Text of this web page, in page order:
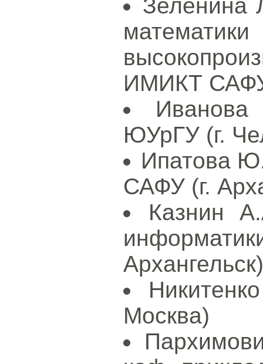
Зеленина
ИМИКТ САФУ
ЮУрГУ (г.
Ипатова
САФУ (г.
Казнин
Архангельск)
Москва)